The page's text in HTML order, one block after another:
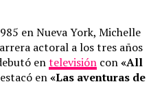
en Nueva York, Michelle
actoral a los tres años
entelevisión con«All
en«Las aventuras de